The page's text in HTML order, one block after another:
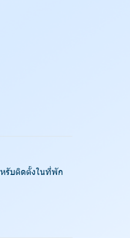
รับติดตั้งในที่พัก